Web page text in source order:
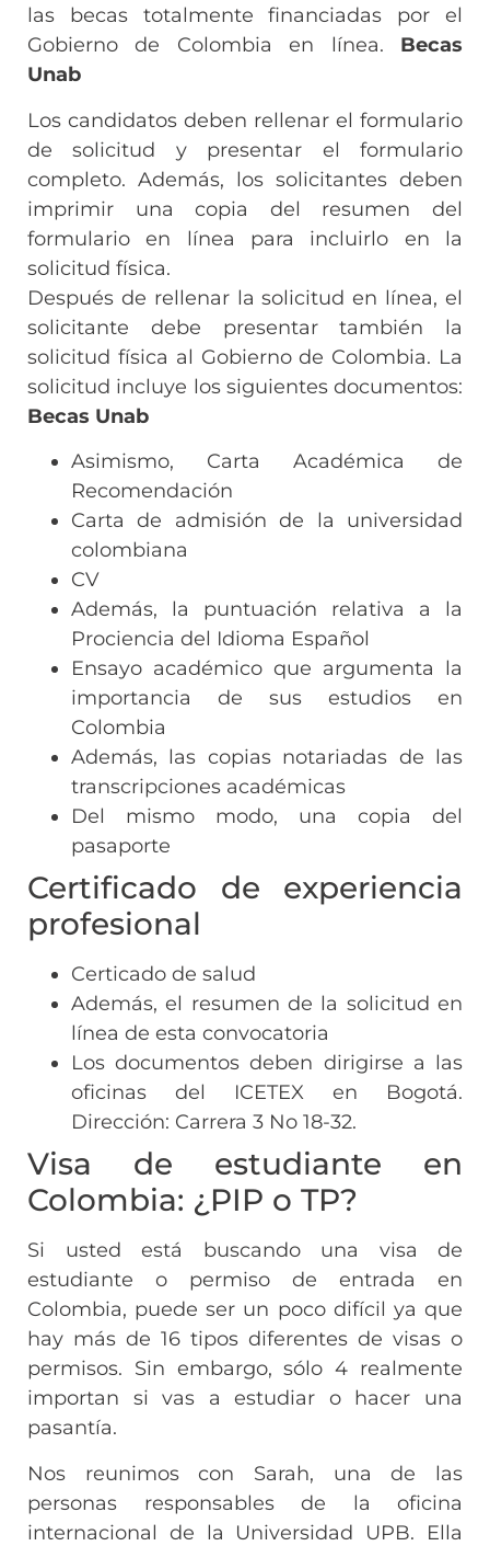
las becas totalmente financiadas por el
Gobierno de Colombia en línea. Becas
Unab
Los candidatos deben rellenar el formulario
de solicitud y presentar el formulario
completo. Además, los solicitantes deben
imprimir una copia del resumen del
formulario en línea para incluirlo en la
solicitud física.
Después de rellenar la solicitud en línea, el
solicitante debe presentar también la
solicitud física al Gobierno de Colombia. La
solicitud incluye los siguientes documentos:
Becas Unab
Asimismo, Carta Académica de
Recomendación
Carta de admisión de la universidad
colombiana
CV
Además, la puntuación relativa a la
Prociencia del Idioma Español
Ensayo académico que argumenta la
importancia de sus estudios en
Colombia
Además, las copias notariadas de las
transcripciones académicas
Del mismo modo, una copia del
pasaporte
Certificado de experiencia
profesional
Certicado de salud
Además, el resumen de la solicitud en
línea de esta convocatoria
Los documentos deben dirigirse a las
oficinas del ICETEX en Bogotá.
Dirección: Carrera 3 No 18-32.
Visa de estudiante en
Colombia: ¿PIP o TP?
Si usted está buscando una visa de
estudiante o permiso de entrada en
Colombia, puede ser un poco difícil ya que
hay más de 16 tipos diferentes de visas o
permisos. Sin embargo, sólo 4 realmente
importan si vas a estudiar o hacer una
pasantía.
Nos reunimos con Sarah, una de las
personas responsables de la oficina
internacional de la Universidad UPB. Ella